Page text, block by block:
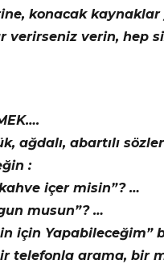
konacak kaynaklar
verin, hep
ağdalı, abartılı
:
içer misin”? …
musun”? …
için Yapabileceğim”
telefonla arama, bir